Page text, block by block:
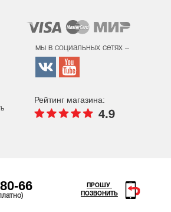
мы в социальных сетях –
Рейтинг магазина:
4.9
66
ПРОШУ
ПОЗВОНИТЬ